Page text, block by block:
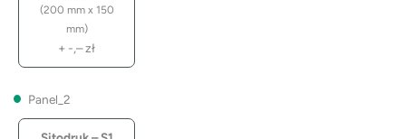
(200 mm x 150
mm)
+ -,–zł
Panel_2